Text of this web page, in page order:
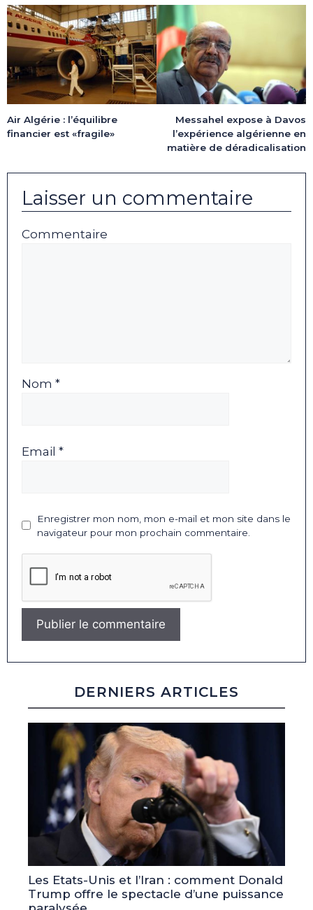
Air Algérie : l’équilibre
financier est «fragile»
Messahel expose à Davos
l’expérience algérienne en
matière de déradicalisation
Laisser un commentaire
Commentaire
Nom *
Email *
Enregistrer mon nom, mon e-mail et mon site dans le
navigateur pour mon prochain commentaire.
DERNIERS ARTICLES
Les Etats-Unis et l’Iran : comment Donald
Trump offre le spectacle d’une puissance